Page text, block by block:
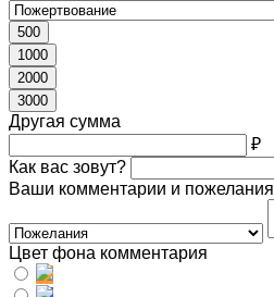
500
1000
2000
3000
Другая сумма
₽
Как вас зовут?
Ваши комментарии и пожелания
Цвет фона комментария